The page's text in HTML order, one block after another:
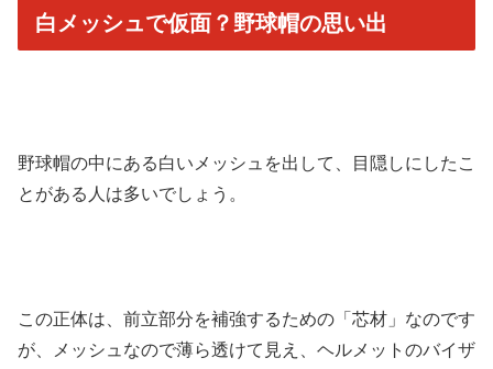
白メッシュで仮面？野球帽の思い出
野球帽の中にある白いメッシュを出して、
目隠しにしたこ
とがある人は多いでしょう。
この正体は、前立部分を補強するための「芯材」なのです
が、
メッシュなので薄ら透けて見え、ヘルメットのバイザ